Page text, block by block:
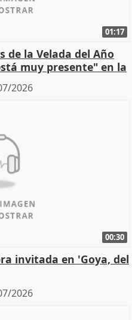
01:17
de la Velada del Año
muy presente" en la
2026
00:30
invitada en 'Goya, del
2026